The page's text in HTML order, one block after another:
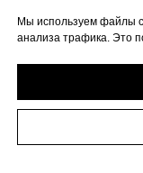
Мы используем файлы
анализа трафика. Это